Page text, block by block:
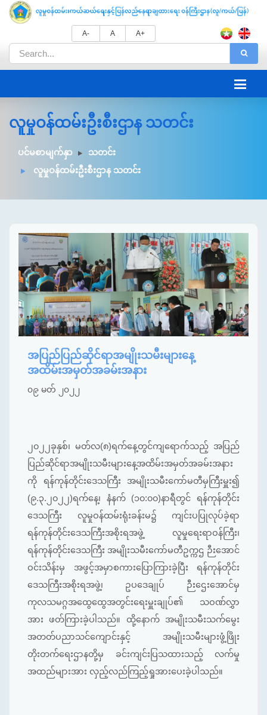
A- A A+
လူမှုဝန်ထမ်းဦးစီးဌာန သတင်း
ပင်မစာမျက်နှာ
သတင်း
လူမှုဝန်ထမ်းဦးစီးဌာန သတင်း
အပြည်ပြည်ဆိုင်ရာအမျိုးသမီးများနေ့
အထိမ်းအမှတ်အခမ်းအနား
၀၉ မတ် ၂၀၂၂
၂၀၂၂ခုနှစ်၊ မတ်လ(၈)ရက်နေ့တွင်ကျရောက်သည့် အပြည်
ပြည်ဆိုင်ရာအမျိုးသမီးများနေ့အထိမ်းအမှတ်အခမ်းအနား
ကို ရန်ကုန်တိုင်းဒေသကြီး အမျိုးသမီးကော်မတီမှကြီးမှူး၍
(၉.၃.၂၀၂၂)ရက်နေ့၊ နံနက် (၁၀:၀၀)နာရီတွင် ရန်ကုန်တိုင်း
ဒေသကြီး လူမှုဝန်ထမ်းရုံးခန်းမ၌ ကျင်းပပြုလုပ်ခဲ့ရာ
ရန်ကုန်တိုင်းဒေသကြီးအစိုးရအဖွဲ့ လူမှုရေးရာဝန်ကြီး၊
ရန်ကုန်တိုင်းဒေသကြီး အမျိုးသမီးကော်မတီဥက္ကဌ ဉီးအောင်
ဝင်းသိန်းမှ အဖွင့်အမှာစကားပြောကြားခဲ့ပြီး ရန်ကုန်တိုင်း
ဒေသကြီးအစိုးရအဖွဲ့၊ ဥပဒေချုပ် ဉီးဌေးအောင်မှ
ကုလသမဂ္ဂအထွေထွေအတွင်းရေးမှူးချုပ်၏ သဝဏ်လွှာ
အား ဖတ်ကြားခဲ့ပါသည်။ ထို့နောက် အမျိုးသမီးသက်မွေး
အတတ်ပညာသင်ကျောင်းနှင့် အမျိုးသမီးများဖွံ့ဖြိုး
တိုးတက်ရေးဌာနတို့မှ ခင်းကျင်းပြသထားသည့် လက်မှု
အထည်များအား လှည့်လည်ကြည့်ရှုအားပေးခဲ့ပါသည်။